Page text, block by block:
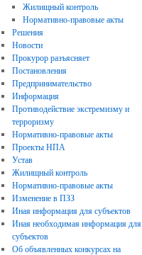
Жилищный контроль
Нормативно-правовые акты
Решения
Новости
Прокурор разъясняет
Постановления
Предпринимательство
Информация
Противодействие экстремизму и
терроризму
Нормативно-правовые акты
Проекты НПА
Устав
Жилищный контроль
Нормативно-правовые акты
Изменение в ПЗЗ
Иная информация для субъектов
Иная необходимая информация для
субъектов
Об объявленных конкурсах на